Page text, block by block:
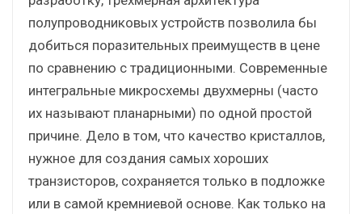
полупроводниковых устройств позволила бы
добиться поразительных преимуществ в цене
по сравнению с традиционными. Современные
интегральные микросхемы двухмерны (часто
их называют планарными) по одной простой
причине. Дело в том, что качество кристаллов,
нужное для создания самых хороших
транзисторов, сохраняется только в подложке
или в самой кремниевой основе. Как только на